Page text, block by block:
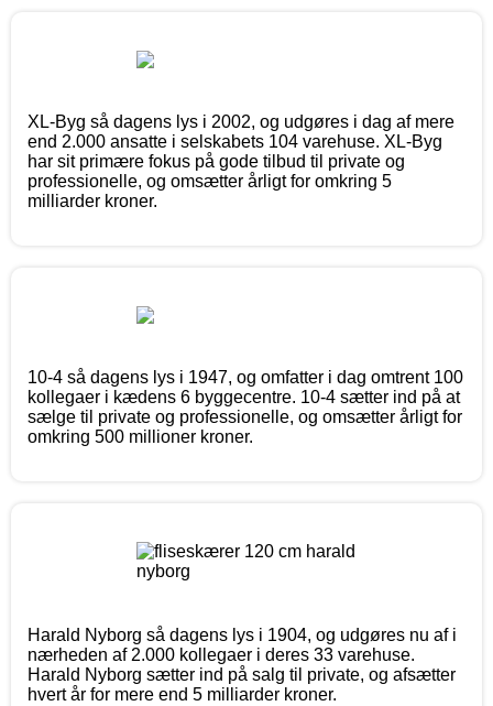
XL-Byg så dagens lys i 2002, og udgøres i dag af mere
end 2.000 ansatte i selskabets 104 varehuse. XL-Byg
har sit primære fokus på gode tilbud til private og
professionelle, og omsætter årligt for omkring 5
milliarder kroner.
10-4 så dagens lys i 1947, og omfatter i dag omtrent 100
kollegaer i kædens 6 byggecentre. 10-4 sætter ind på at
sælge til private og professionelle, og omsætter årligt for
omkring 500 millioner kroner.
Harald Nyborg så dagens lys i 1904, og udgøres nu af i
nærheden af 2.000 kollegaer i deres 33 varehuse.
Harald Nyborg sætter ind på salg til private, og afsætter
hvert år for mere end 5 milliarder kroner.